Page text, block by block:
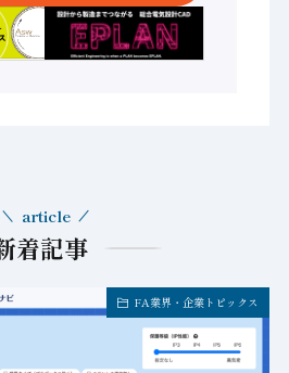
着記事
article
FA業界・企業トピックス